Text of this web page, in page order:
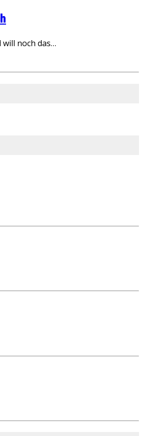
noch das…